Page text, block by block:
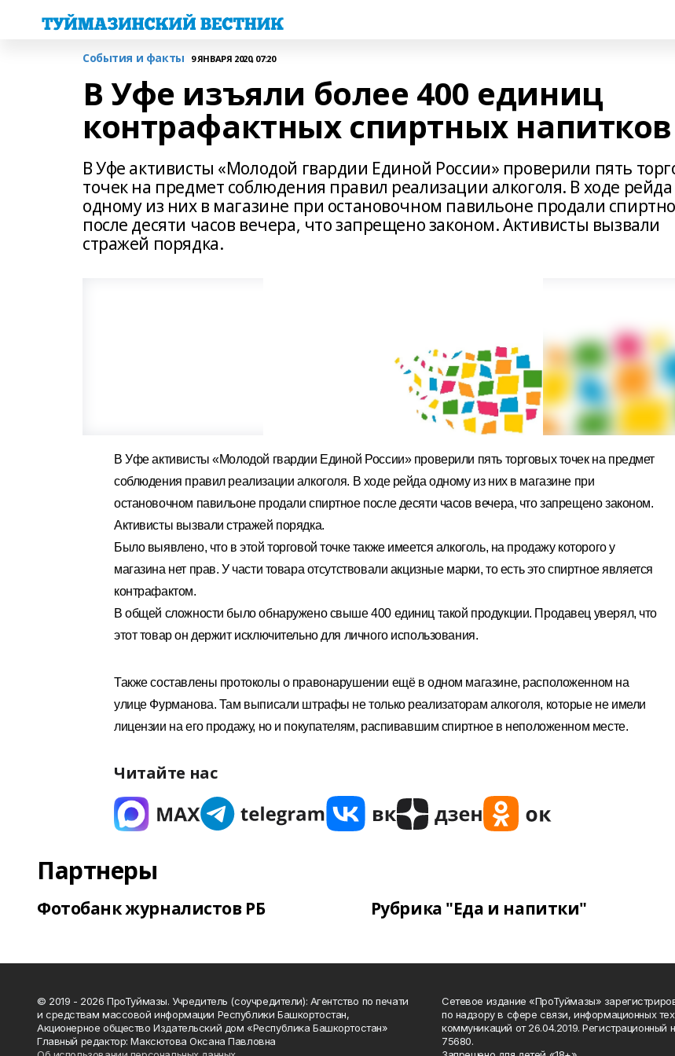
События и факты 9 ЯНВАРЯ 2020, 07:20
В Уфе изъяли более 400 единиц
контрафактных спиртных напитков
В Уфе активисты «Молодой гвардии Единой России» проверили пять
точек на предмет соблюдения правил реализации алкоголя. В ходе рейда
одному из них в магазине при остановочном павильоне продали
после десяти часов вечера, что запрещено законом. Активисты вызвали
стражей порядка.
В Уфе активисты «Молодой гвардии Единой России» проверили пять торговых точек на предмет
соблюдения правил реализации алкоголя. В ходе рейда одному из них в магазине при
остановочном павильоне продали спиртное после десяти часов вечера, что запрещено законом.
Активисты вызвали стражей порядка.
Было выявлено, что в этой торговой точке также имеется алкоголь, на продажу которого у
магазина нет прав. У части товара отсутствовали акцизные марки, то есть это спиртное является
контрафактом.
В общей сложности было обнаружено свыше 400 единиц такой продукции. Продавец уверял, что
этот товар он держит исключительно для личного использования.
Также составлены протоколы о правонарушении ещё в одном магазине, расположенном на
улице Фурманова. Там выписали штрафы не только реализаторам алкоголя, которые не имели
лицензии на его продажу, но и покупателям, распивавшим спиртное в неположенном месте.
Читайте нас
Партнеры
Фотобанк журналистов РБ Рубрика "Еда и напитки"
© 2019 - 2026 ПроТуймазы. Учредитель (соучредители): Агентство по печати
и средствам массовой информации Республики Башкортостан,
Акционерное общество Издательский дом «Республика Башкортостан»
Главный редактор: Максютова Оксана Павловна
Сетевое издание «ПроТуймазы»
по надзору в сфере связи, информационных
коммуникаций от 26.04.2019.
75680.